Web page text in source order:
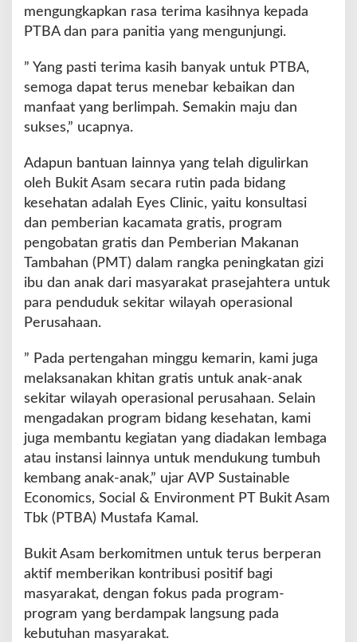
mengungkapkan rasa terima kasihnya kepada
PTBA dan para panitia yang mengunjungi.
” Yang pasti terima kasih banyak untuk PTBA,
semoga dapat terus menebar kebaikan dan
manfaat yang berlimpah. Semakin maju dan
sukses,” ucapnya.
Adapun bantuan lainnya yang telah digulirkan
oleh Bukit Asam secara rutin pada bidang
kesehatan adalah Eyes Clinic, yaitu konsultasi
dan pemberian kacamata gratis, program
pengobatan gratis dan Pemberian Makanan
Tambahan (PMT) dalam rangka peningkatan gizi
ibu dan anak dari masyarakat prasejahtera untuk
para penduduk sekitar wilayah operasional
Perusahaan.
” Pada pertengahan minggu kemarin, kami juga
melaksanakan khitan gratis untuk anak-anak
sekitar wilayah operasional perusahaan. Selain
mengadakan program bidang kesehatan, kami
juga membantu kegiatan yang diadakan lembaga
atau instansi lainnya untuk mendukung tumbuh
kembang anak-anak,” ujar AVP Sustainable
Economics, Social & Environment PT Bukit Asam
Tbk (PTBA) Mustafa Kamal.
Bukit Asam berkomitmen untuk terus berperan
aktif memberikan kontribusi positif bagi
masyarakat, dengan fokus pada program-
program yang berdampak langsung pada
kebutuhan masyarakat.